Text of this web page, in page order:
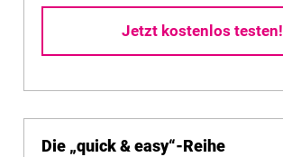
Jetzt kostenlos testen!
Die „quick & easy“-Reihe